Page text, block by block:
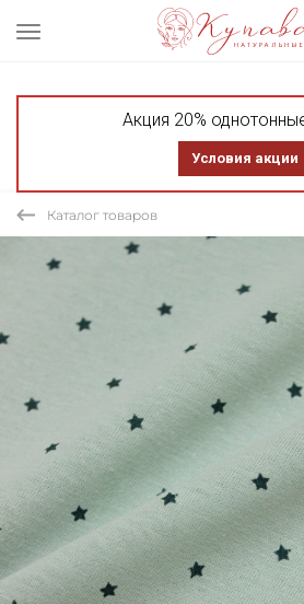
Акция 20%
Условия акции
Каталог товаров